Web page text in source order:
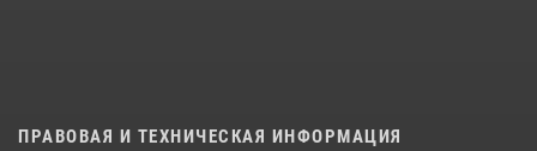
ПРАВОВАЯ И ТЕХНИЧЕСКАЯ ИНФОРМАЦИЯ